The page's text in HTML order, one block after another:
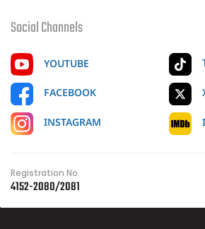
Social Channels
YOUTUBE
FACEBOOK
INSTAGRAM
Registration No.
4152-2080/2081